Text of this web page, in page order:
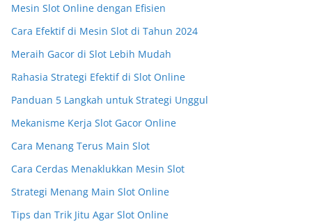
Mesin Slot Online dengan Efisien
Cara Efektif di Mesin Slot di Tahun 2024
Meraih Gacor di Slot Lebih Mudah
Rahasia Strategi Efektif di Slot Online
Panduan 5 Langkah untuk Strategi Unggul
Mekanisme Kerja Slot Gacor Online
Cara Menang Terus Main Slot
Cara Cerdas Menaklukkan Mesin Slot
Strategi Menang Main Slot Online
Tips dan Trik Jitu Agar Slot Online